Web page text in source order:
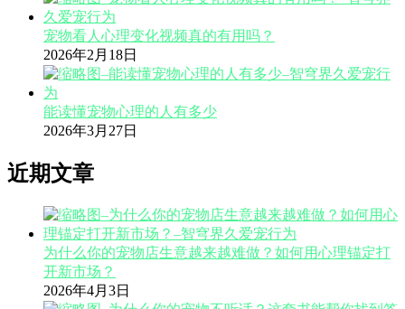
宠物看人心理变化视频真的有用吗？
2026年2月18日
能读懂宠物心理的人有多少
2026年3月27日
近期文章
为什么你的宠物店生意越来越难做？如何用心理锚定打
开新市场？
2026年4月3日